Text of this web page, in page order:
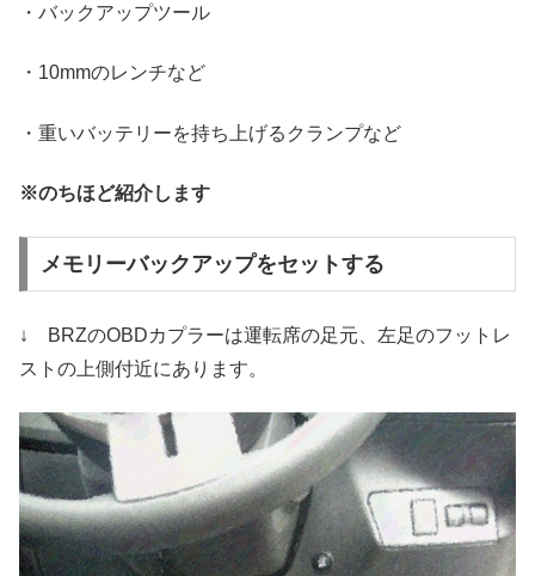
・バックアップツール
・10mmのレンチなど
・重いバッテリーを持ち上げるクランプなど
※のちほど紹介します
メモリーバックアップをセットする
↓ BRZのOBDカプラーは運転席の足元、左足のフットレ
ストの上側付近にあります。